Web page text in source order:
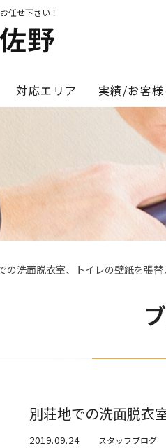
任せ下さい！
対応エリア 実績/お客
の洗面脱衣室、トイレの壁紙を張替
別荘地での洗面脱衣
2019.09.24 スタッフブログ